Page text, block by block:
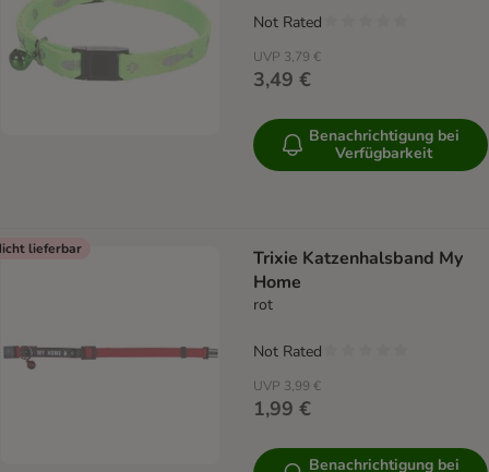
UVP 3,79 €
3,49 €
Not Rated
Benachrichtigung bei
Verfügbarkeit
lieferbar
Trixie Katzenhalsband My
Home
rot
UVP 3,99 €
1,99 €
Not Rated
Benachrichtigung bei